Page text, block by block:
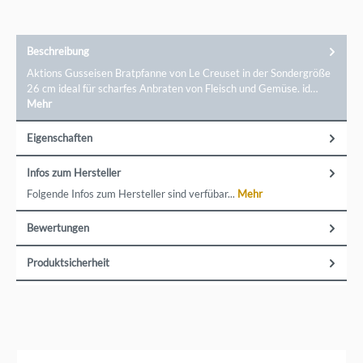
Beschreibung
Aktions Gusseisen Bratpfanne von Le Creuset in der Sondergröße
26 cm ideal für scharfes Anbraten von Fleisch und Gemüse. id…
Mehr
Eigenschaften
Infos zum Hersteller
Folgende Infos zum Hersteller sind verfübar... Mehr
Bewertungen
Produktsicherheit